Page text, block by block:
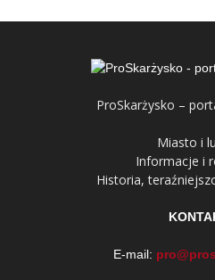
ProSkarżysko –
Miasto i
Informacje i
Historia,
E-mail: